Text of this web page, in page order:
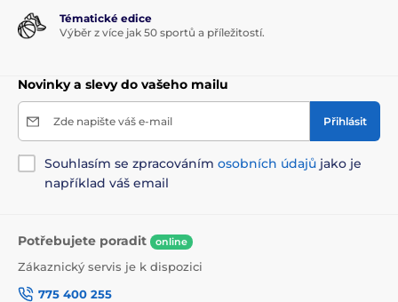
Tématické edice
Výběr z více jak 50 sportů a příležitostí.
Novinky a slevy do vašeho mailu
Zde napište váš e-mail Přihlásit
Souhlasím se zpracováním osobních údajů jako je
například váš email
Potřebujete poradit online
Zákaznický servis je k dispozici
775 400 255